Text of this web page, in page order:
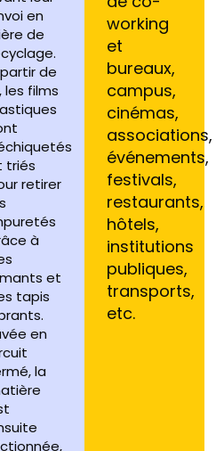
en
de
de
les films
triés
retirer
à
et
tapis
en
la
working
et
bureaux,
campus,
cinémas,
associations,
événements,
festivals,
restaurants,
hôtels,
institutions
publiques,
transports,
etc.